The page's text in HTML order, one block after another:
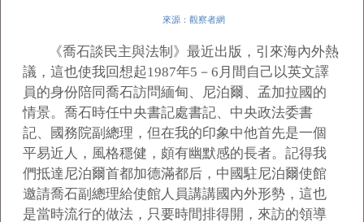
來源：觀察者網
《喬石談民主與法制》最近出版，引來海內外熱
議，這也使我回想起1987年5－6月間自己以英文譯
員的身份陪同喬石訪問緬甸、尼泊爾、孟加拉國的
情景。喬石時任中央書記處書記、中央政法委書
記、國務院副總理，但在我的印象中他首先是一個
平易近人，風格穩健，頗有幽默感的長者。記得我
們抵達尼泊爾首都加德滿都后，中國駐尼泊爾使館
邀請喬石副總理給使館人員講講國內外形勢，這也
是當時流行的做法，只要時間排得開，來訪的領導